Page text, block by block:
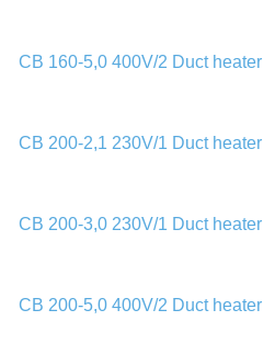
CB 160-5,0 400V/2 Duct heater
CB 200-2,1 230V/1 Duct heater
CB 200-3,0 230V/1 Duct heater
CB 200-5,0 400V/2 Duct heater